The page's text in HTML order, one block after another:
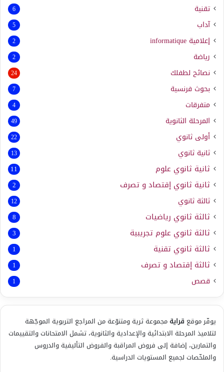
تقنية 6
آداب 5
إعلامية informatique
2
رياضة 2
نصائح لطفلك 24
بحوث فرنسية 7
متفرقات 4
المرحلة الثانوية 49
أولى ثانوي 22
ثانية ثانوي 13
ثانية ثانوي علوم 11
ثانية ثانوي إقتصاد و تصرف 2
ثالثة ثانوي 12
ثالثة ثانوي رياضيات 8
ثالثة ثانوي علوم تجريبية 3
ثالثة ثانوي تقنية 1
ثالثة إقتصاد و تصرف 1
قصص 1
يوفّر موقع قرايةمجموعة ثرية ومتنوّعة من المراجع التربوية الموجّهة
لتلاميذ المرحلة الابتدائية والإعدادية والثانوية، تشمل الامتحانات والتقييمات
والتمارين، إضافة إلى فروض المراقبة والفروض التأليفية والدروس
والملخّصات لجميع المستويات الدراسية.